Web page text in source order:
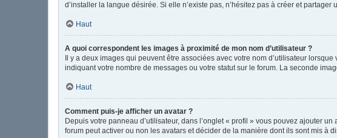
d’installer la langue désirée. Si elle n’existe pas, n’hésitez pas à créer et
Haut
A quoi correspondent les images à proximité de mon nom d’utilisateur ?
Il y a deux images qui peuvent être associées avec votre nom d’utilisateur
indiquant votre nombre de messages ou votre statut sur le forum. La seconde
Haut
Comment puis-je afficher un avatar ?
Depuis votre panneau d’utilisateur, dans l’onglet « profil » vous pouvez ajouter
forum peut activer ou non les avatars et décider de la manière dont ils sont mis à